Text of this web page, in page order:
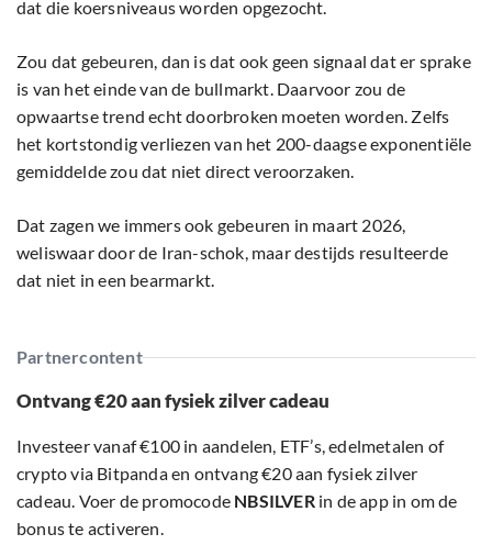
dat die koersniveaus worden opgezocht.
Zou dat gebeuren, dan is dat ook geen signaal dat er sprake
is van het einde van de bullmarkt. Daarvoor zou de
opwaartse trend echt doorbroken moeten worden. Zelfs
het kortstondig verliezen van het 200-daagse exponentiële
gemiddelde zou dat niet direct veroorzaken.
Dat zagen we immers ook gebeuren in maart 2026,
weliswaar door de Iran-schok, maar destijds resulteerde
dat niet in een bearmarkt.
Partnercontent
Ontvang €20 aan fysiek zilver cadeau
Investeer vanaf €100 in aandelen, ETF’s, edelmetalen of
crypto via Bitpanda en ontvang €20 aan fysiek zilver
cadeau. Voer de promocode NBSILVERin de app in om de
bonus te activeren.